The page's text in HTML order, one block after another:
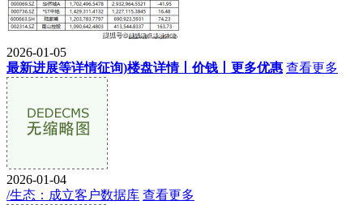
2026-01-05
最新进展等详情征询)楼盘详情丨价钱丨更多优惠 查看更多
2026-01-04
/生态：成立客户数据库 查看更多